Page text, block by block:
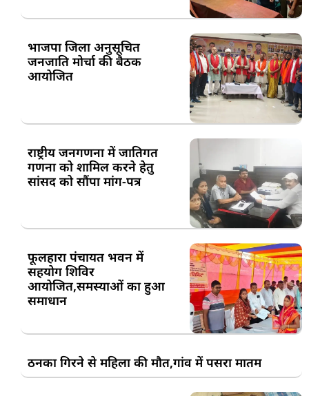
भाजपा जिला अनुसूचित
जनजाति मोर्चा की बैठक
आयोजित
राष्ट्रीय जनगणना में जातिगत
गणना को शामिल करने हेतु
सांसद को सौंपा मांग-पत्र
फूलहारा पंचायत भवन में
सहयोग शिविर
आयोजित,समस्याओं का हुआ
समाधान
ठनका गिरने से महिला की मौत,गांव में पसरा मातम